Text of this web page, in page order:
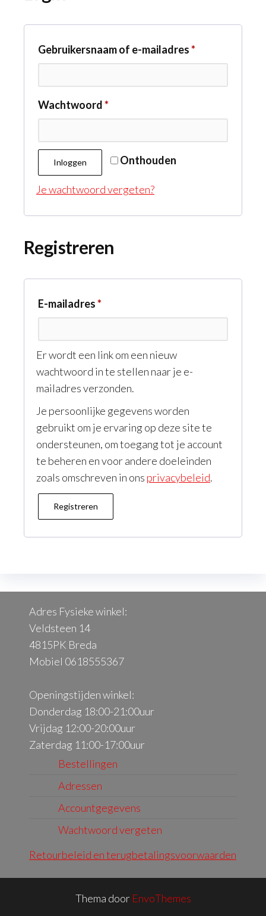
Gebruikersnaam of e-mailadres*Vereist
Wachtwoord*Vereist
Onthouden
Inloggen
Je wachtwoord vergeten?
Registreren
E-mailadres*Vereist
Er wordt een link om een nieuw
wachtwoord in te stellen naar je e-
mailadres verzonden.
Je persoonlijke gegevens worden
gebruikt om je ervaring op deze site te
ondersteunen, om toegang tot je account
te beheren en voor andere doeleinden
zoals omschreven in ons privacybeleid.
Registreren
Adres Fysieke winkel:
Veldsteen 14
4815PK Breda
Mobiel 0618555367
Openingstijden winkel:
Donderdag 18:00-21:00uur
Vrijdag 12:00-20:00uur
Zaterdag 11:00-17:00uur
Bestellingen
Adressen
Accountgegevens
Wachtwoord vergeten
Retourbeleid en terugbetalingsvoorwaarden
Thema door EnvoThemes